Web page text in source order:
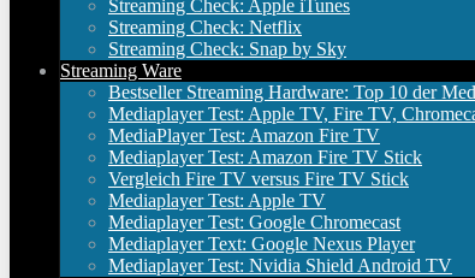
Streaming Check: Apple iTunes
Streaming Check: Netflix
Streaming Check: Snap by Sky
Streaming Ware
Bestseller Streaming Hardware: Top 10 der
Mediaplayer Test: Apple TV, Fire TV,
MediaPlayer Test: Amazon Fire TV
Mediaplayer Test: Amazon Fire TV Stick
Vergleich Fire TV versus Fire TV Stick
Mediaplayer Test: Apple TV
Mediaplayer Test: Google Chromecast
Mediaplayer Text: Google Nexus Player
Mediaplayer Test: Nvidia Shield Android TV